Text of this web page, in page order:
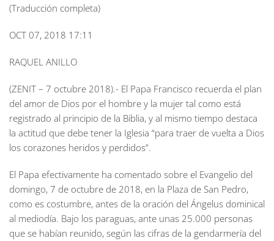
(Traducción completa)
OCT 07, 2018 17:11
RAQUEL ANILLO
(ZENIT – 7 octubre 2018).- El Papa Francisco recuerda el plan
del amor de Dios por el hombre y la mujer tal como está
registrado al principio de la Biblia, y al mismo tiempo destaca
la actitud que debe tener la Iglesia “para traer de vuelta a Dios
los corazones heridos y perdidos”.
El Papa efectivamente ha comentado sobre el Evangelio del
domingo, 7 de octubre de 2018, en la Plaza de San Pedro,
como es costumbre, antes de la oración del Ángelus dominical
al mediodía. Bajo los paraguas, ante unas 25.000 personas
que se habían reunido, según las cifras de la gendarmería del